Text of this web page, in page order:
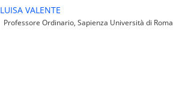
LUISA VALENTE
Professore Ordinario, Sapienza Università di Roma